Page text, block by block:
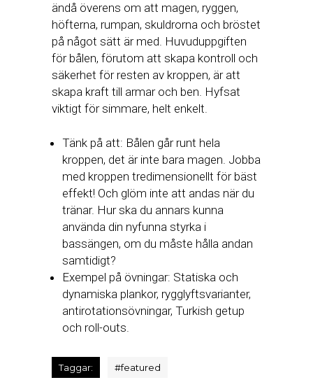
ändå överens om att magen, ryggen,
höfterna, rumpan, skuldrorna och bröstet
på något sätt är med. Huvuduppgiften
för bålen, förutom att skapa kontroll och
säkerhet för resten av kroppen, är att
skapa kraft till armar och ben. Hyfsat
viktigt för simmare, helt enkelt.
Tänk på att: Bålen går runt hela
kroppen, det är inte bara magen. Jobba
med kroppen tredimensionellt för bäst
effekt! Och glöm inte att andas när du
tränar. Hur ska du annars kunna
använda din nyfunna styrka i
bassängen, om du måste hålla andan
samtidigt?
Exempel på övningar: Statiska och
dynamiska plankor, rygglyftsvarianter,
antirotationsövningar, Turkish getup
och roll-outs.
Taggar: #featured